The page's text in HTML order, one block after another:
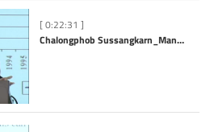
[ 0:22:31 ]
Chalongphob Sussangkarn_Managing Risks from Volatile Capital Flows - Multi-level Approaches